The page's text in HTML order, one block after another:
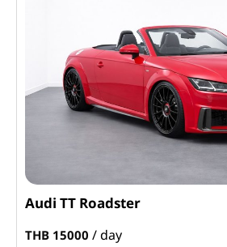
Audi TT Roadster
THB 15000 / day